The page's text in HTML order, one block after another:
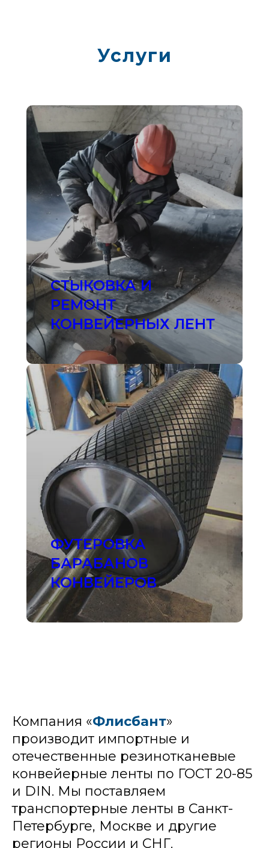
Услуги
СТЫКОВКА И
РЕМОНТ
КОНВЕЙЕРНЫХ ЛЕНТ
ФУТЕРОВКА
БАРАБАНОВ
КОНВЕЙЕРОВ
Компания «Флисбант»
производит импортные и
отечественные резинотканевые
конвейерные ленты по ГОСТ 20-85
и DIN. Мы поставляем
транспортерные ленты в Санкт-
Петербурге, Москве и другие
регионы России и СНГ.